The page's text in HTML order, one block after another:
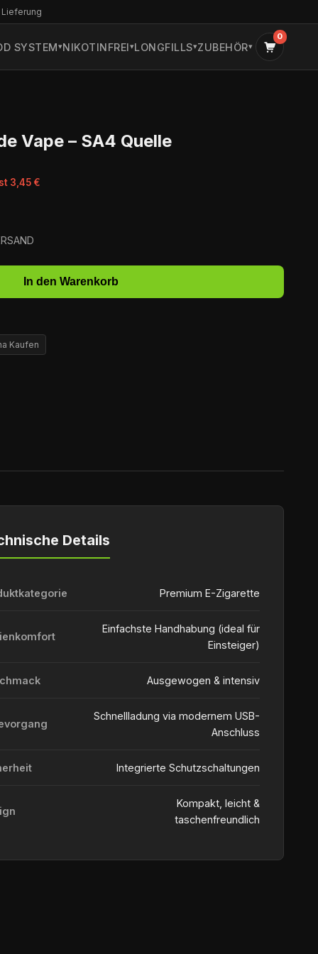
SYSTEM NIKOTINFREI LONGFILLS ZUBEHÖR
0
Vape – SA4 Quelle
3,45 €
In den Warenkorb
Kaufen
Details
Premium E-Zigarette
Einfachste Handhabung (ideal für
Einsteiger)
Ausgewogen & intensiv
Schnellladung via modernem USB-
Anschluss
Integrierte Schutzschaltungen
Kompakt, leicht &
taschenfreundlich